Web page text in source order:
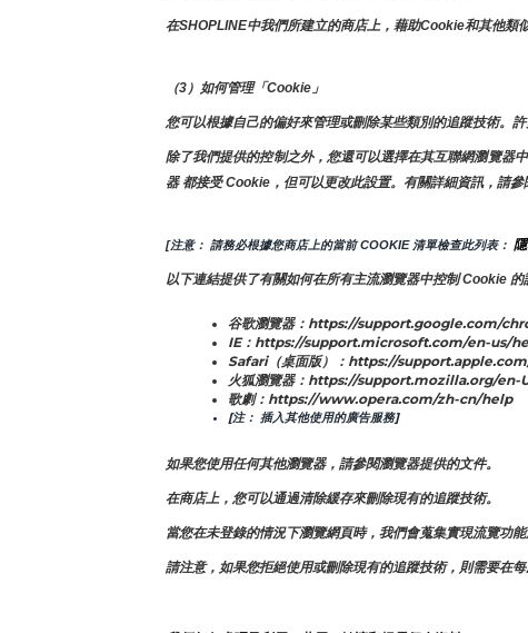
在SHOPLINE中我們所建立的商店上，藉助Cookie和其他類
（3）如何管理「Cookie」
您可以根據自己的偏好來管理或刪除某些類別的追蹤技術。
除了我們提供的控制之外，您還可以選擇在其互聯網瀏覽器
器 都接受 Cookie，但可以更改此設置。有關詳細資訊，請
[注意： 請務必根據您商店上的當前 COOKIE 清單檢查此列表：
以下連結提供了有關如何在所有主流瀏覽器中控制 Cookie 的
谷歌瀏覽器：https://support.google.com/
IE：https://support.microsoft.com/en-us/
Safari（桌面版）：https://
火狐瀏覽器：https://support.mozilla.org/
歌劇：https://www.opera.com/zh-cn/help
[注： 插入其他使用的廣告服務]
如果您使用任何其他瀏覽器，請參閱瀏覽器提供的文件。
在商店上，您可以通過清除緩存來刪除現有的追蹤技術。
當您在未登錄的情況下瀏覽網頁時，我們會蒐集實現流覽功
請注意，如果您拒絕使用或刪除現有的追蹤技術，則需要在